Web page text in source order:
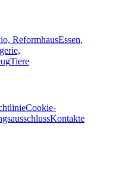
ReformhausEssen,
Tiere
Cookie-
Kontakte